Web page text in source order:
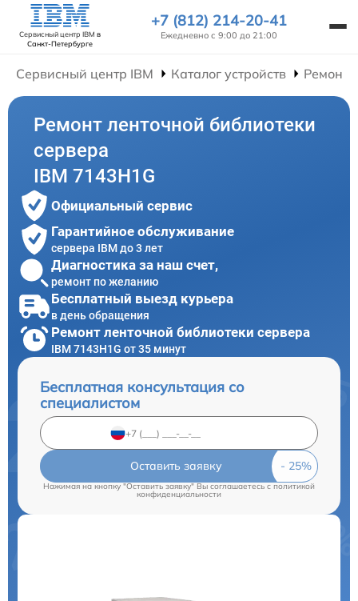
Сервисный центр IBM в
Санкт-Петербурге
+7 (812) 214-20-41
Ежедневно с 9:00 до 21:00
Сервисный центр IBM Каталог устройств Ремонт
Ремонт ленточной библиотеки
сервера
IBM 7143H1G
Официальный сервис
Гарантийное обслуживание
сервера IBM до 3 лет
Диагностика за наш счет,
ремонт по желанию
Бесплатный выезд курьера
в день обращения
Ремонт ленточной библиотеки сервера
IBM 7143H1G от 35 минут
Бесплатная консультация со
специалистом
Оставить заявку
Нажимая на кнопку "Оставить заявку" Вы соглашаетесь c политикой
конфиденциальности